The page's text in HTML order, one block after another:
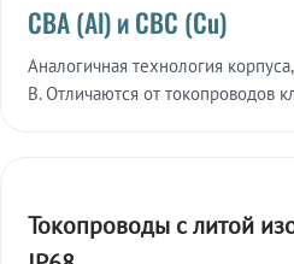
СВА (Al) и СВС (Cu)
Аналогичная технология
В. Отличаются от токопроводов
Токопроводы с литой